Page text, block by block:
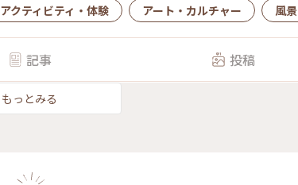
アクティビティ・体験 アート・カルチャー 風
記事 投稿
もっとみる